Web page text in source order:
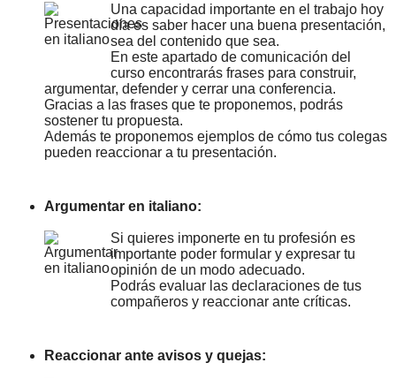
Una capacidad importante en el trabajo hoy
día es saber hacer una buena presentación,
sea del contenido que sea.
En este apartado de comunicación del
curso encontrarás frases para construir,
argumentar, defender y cerrar una conferencia.
Gracias a las frases que te proponemos, podrás
sostener tu propuesta.
Además te proponemos ejemplos de cómo tus colegas
pueden reaccionar a tu presentación.
Argumentar en italiano:
Si quieres imponerte en tu profesión es
importante poder formular y expresar tu
opinión de un modo adecuado.
Podrás evaluar las declaraciones de tus
compañeros y reaccionar ante críticas.
Reaccionar ante avisos y quejas: